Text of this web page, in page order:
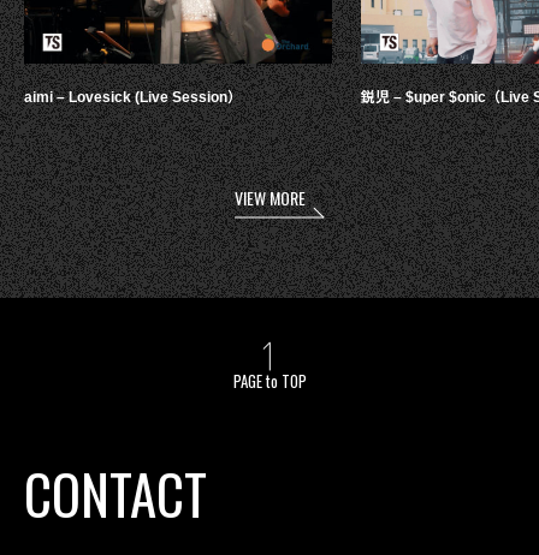
aimi – Lovesick (Live Session） 鋭児 – $uper $onic（Live
VIEW MORE
PAGE to TOP
CONTACT